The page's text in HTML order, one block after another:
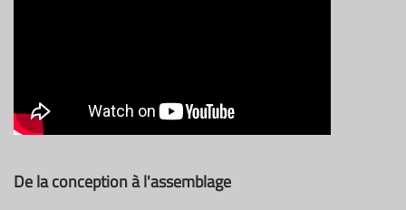
De la conception à l'assemblage